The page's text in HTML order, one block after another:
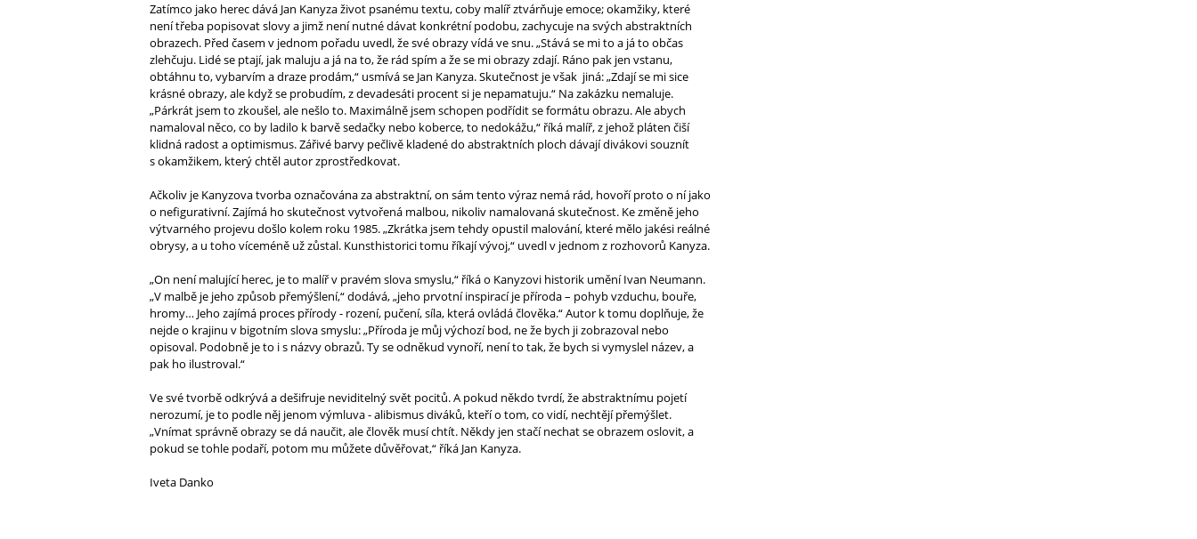
Zatímco jako herec dává Jan Kanyza život psanému textu, coby malíř ztvárňuje emoce; okamžiky, které
není třeba popisovat slovy a jimž není nutné dávat konkrétní podobu, zachycuje na svých abstraktních
obrazech. Před časem v jednom pořadu uvedl, že své obrazy vídá ve snu. „Stává se mi to a já to občas
zlehčuju. Lidé se ptají, jak maluju a já na to, že rád spím a že se mi obrazy zdají. Ráno pak jen vstanu,
obtáhnu to, vybarvím a draze prodám,“ usmívá se Jan Kanyza. Skutečnost je však jiná: „Zdají se mi sice
krásné obrazy, ale když se probudím, z devadesáti procent si je nepamatuju.“ Na zakázku nemaluje.
„Párkrát jsem to zkoušel, ale nešlo to. Maximálně jsem schopen podřídit se formátu obrazu. Ale abych
namaloval něco, co by ladilo k barvě sedačky nebo koberce, to nedokážu,“ říká malíř, z jehož pláten čiší
klidná radost a optimismus. Zářivé barvy pečlivě kladené do abstraktních ploch dávají divákovi souznít
s okamžikem, který chtěl autor zprostředkovat.
Ačkoliv je Kanyzova tvorba označována za abstraktní, on sám tento výraz nemá rád, hovoří proto o ní jako
o nefigurativní. Zajímá ho skutečnost vytvořená malbou, nikoliv namalovaná skutečnost. Ke změně jeho
výtvarného projevu došlo kolem roku 1985. „Zkrátka jsem tehdy opustil malování, které mělo jakési reálné
obrysy, a u toho víceméně už zůstal. Kunsthistorici tomu říkají vývoj,“ uvedl v jednom z rozhovorů Kanyza.
„On není malující herec, je to malíř v pravém slova smyslu,“ říká o Kanyzovi historik umění Ivan Neumann.
„V malbě je jeho způsob přemýšlení,“ dodává, „jeho prvotní inspirací je příroda – pohyb vzduchu, bouře,
hromy… Jeho zajímá proces přírody - rození, pučení, síla, která ovládá člověka.“ Autor k tomu doplňuje, že
nejde o krajinu v bigotním slova smyslu: „Příroda je můj výchozí bod, ne že bych ji zobrazoval nebo
opisoval. Podobně je to i s názvy obrazů. Ty se odněkud vynoří, není to tak, že bych si vymyslel název, a
pak ho ilustroval.“
Ve své tvorbě odkrývá a dešifruje neviditelný svět pocitů. A pokud někdo tvrdí, že abstraktnímu pojetí
nerozumí, je to podle něj jenom výmluva - alibismus diváků, kteří o tom, co vidí, nechtějí přemýšlet.
„Vnímat správně obrazy se dá naučit, ale člověk musí chtít. Někdy jen stačí nechat se obrazem oslovit, a
pokud se tohle podaří, potom mu můžete důvěřovat,“ říká Jan Kanyza.
Iveta Danko